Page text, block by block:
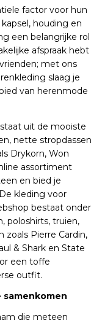
factor voor hun
houding en
een belangrijke rol
afspraak hebt
met ons
slaag je
van herenmode
uit de mooiste
nette stropdassen
Drykorn, Won
assortiment
en bied je
kleding voor
bestaat onder
poloshirts, truien,
zoals Pierre Cardin,
& Shark en State
een toffe
outfit.
samenkomen
die meteen